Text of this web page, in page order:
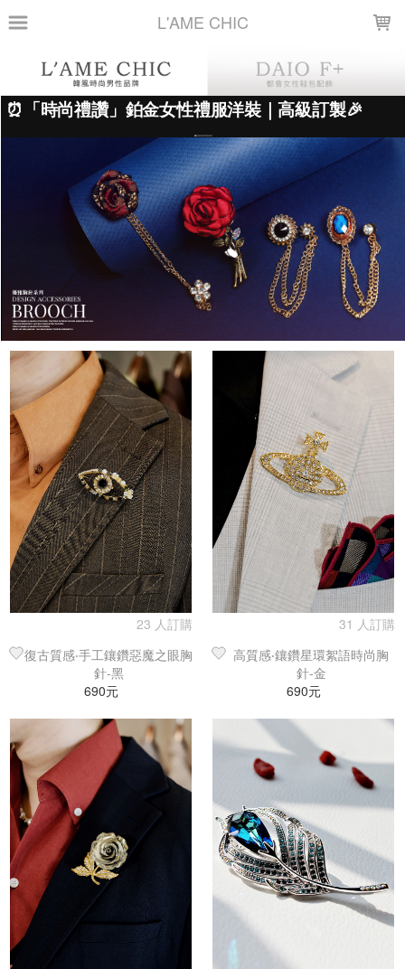
L'AME CHIC
上架時間 銷售件數 銷售價格
樣式尺寸篩選
全部樣式 金 銀 酒紅
藏藍
綠 淺藍 黑
淺灰
FREE
篩選
23 人訂購
復古質感‧手工鑲鑽惡魔之眼胸
針-黑
690元
31 人訂購
高質感‧鑲鑽星環絮語時尚胸
針-金
690元